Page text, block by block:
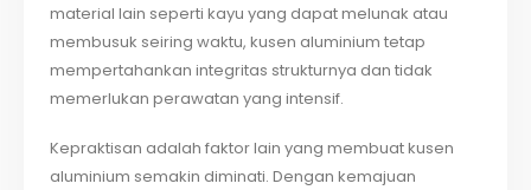
material lain seperti kayu yang dapat melunak atau
membusuk seiring waktu, kusen aluminium tetap
mempertahankan integritas strukturnya dan tidak
memerlukan perawatan yang intensif.
Kepraktisan adalah faktor lain yang membuat kusen
aluminium semakin diminati. Dengan kemajuan